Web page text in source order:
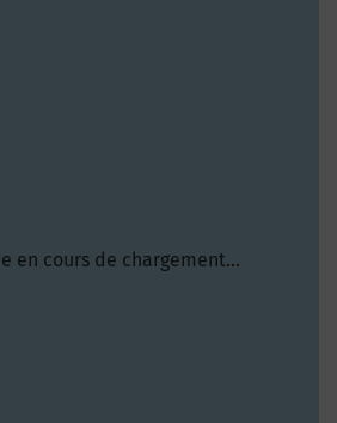
en cours de chargement...